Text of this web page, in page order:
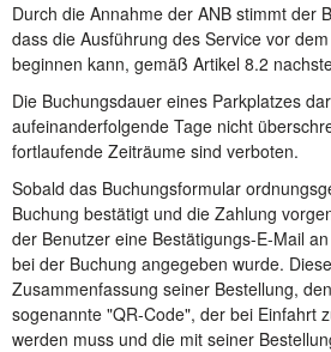
Durch die Annahme der ANB stimmt der
dass die Ausführung des Service vor
beginnen kann, gemäß Artikel 8.2
Die Buchungsdauer eines Parkplatzes
aufeinanderfolgende Tage nicht
fortlaufende Zeiträume sind verboten.
Sobald das Buchungsformular
Buchung bestätigt und die Zahlung
der Benutzer eine Bestätigungs-E-Mail
bei der Buchung angegeben wurde.
Zusammenfassung seiner Bestellung,
sogenannte "QR-Code", der bei Einfahrt
werden muss und die mit seiner